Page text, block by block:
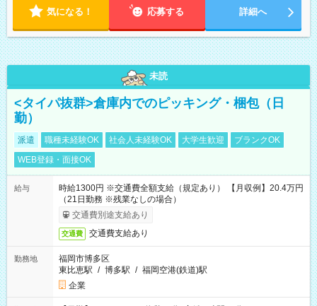
気になる！ 応募する 詳細へ
未読
<タイパ抜群>倉庫内でのピッキング・梱包（日
勤）
派遣 職種未経験OK 社会人未経験OK 大学生歓迎
ブランクOK
WEB登録・面接OK
給与
時給1300円 ※交通費全額支給（規定あり） 【月収例】20.4万円
（21日勤務 ※残業なしの場合）
交通費別途支給あり
交通費 交通費支給あり
勤務地
福岡市博多区
東比恵駅 / 博多駅 / 福岡空港(鉄道)駅
企業